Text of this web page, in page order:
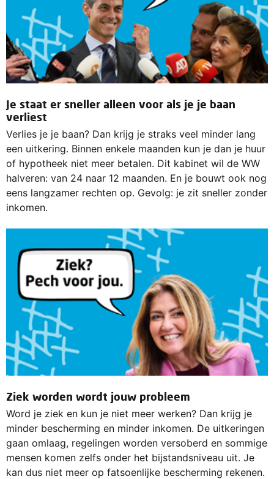
Je staat er sneller alleen voor als je je baan
verliest
Verlies je je baan? Dan krijg je straks veel minder lang
een uitkering. Binnen enkele maanden kun je dan je huur
of hypotheek niet meer betalen. Dit kabinet wil de WW
halveren: van 24 naar 12 maanden. En je bouwt ook nog
eens langzamer rechten op. Gevolg: je zit sneller zonder
inkomen.
Ziek worden wordt jouw probleem
Word je ziek en kun je niet meer werken? Dan krijg je
minder bescherming en minder inkomen. De uitkeringen
gaan omlaag, regelingen worden versoberd en sommige
mensen komen zelfs onder het bijstandsniveau uit. Je
kan dus niet meer op fatsoenlijke bescherming rekenen.